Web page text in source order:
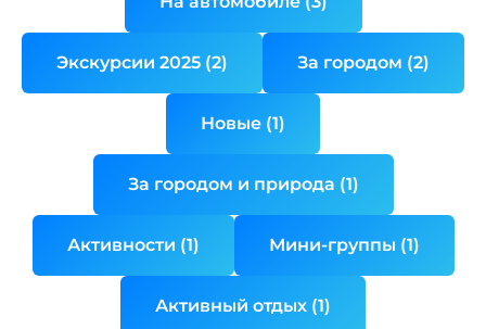
Экскурсии 2025 (2) За городом (2)
Новые (1)
За городом и природа (1)
Активности (1) Мини-группы (1)
Активный отдых (1)